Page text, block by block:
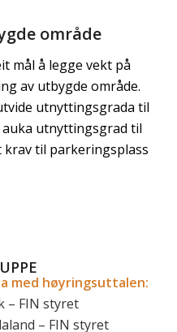
område
mål å legge vekt på
av utbygde område.
utnyttingsgrada til
utnyttingsgrad til
krav til parkeringsplass
med høyringsuttalen:
– FIN styret
– FIN styret